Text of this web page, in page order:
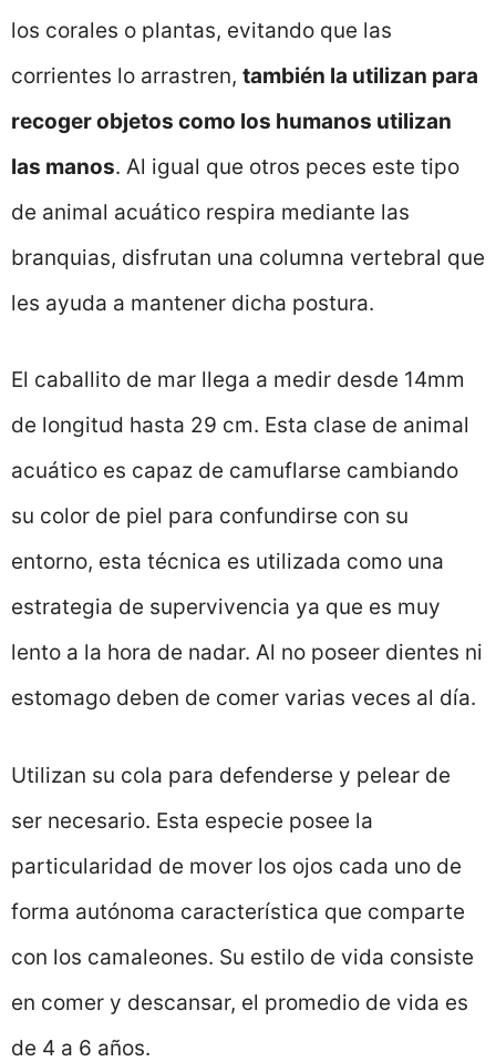
los corales o plantas, evitando que las
corrientes lo arrastren, también la utilizan para
recoger objetos como los humanos utilizan
las manos. Al igual que otros peces este tipo
de animal acuático respira mediante las
branquias, disfrutan una columna vertebral que
les ayuda a mantener dicha postura.
El caballito de mar llega a medir desde 14mm
de longitud hasta 29 cm. Esta clase de animal
acuático es capaz de camuflarse cambiando
su color de piel para confundirse con su
entorno, esta técnica es utilizada como una
estrategia de supervivencia ya que es muy
lento a la hora de nadar. Al no poseer dientes ni
estomago deben de comer varias veces al día.
Utilizan su cola para defenderse y pelear de
ser necesario. Esta especie posee la
particularidad de mover los ojos cada uno de
forma autónoma característica que comparte
con los camaleones. Su estilo de vida consiste
en comer y descansar, el promedio de vida es
de 4 a 6 años.